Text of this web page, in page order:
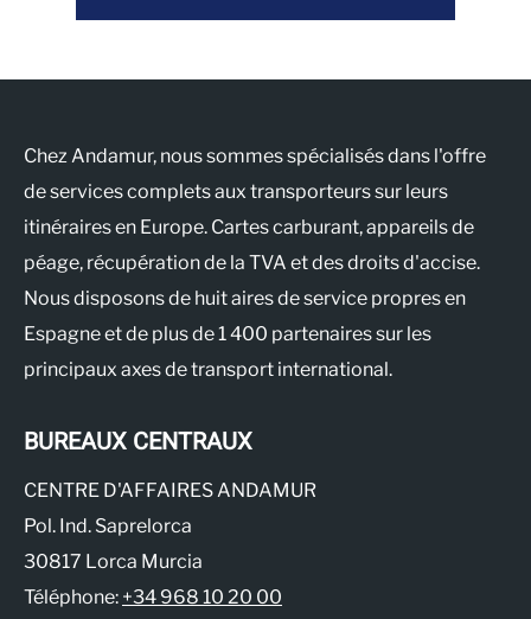
Chez Andamur, nous sommes spécialisés dans l'offre
de services complets aux transporteurs sur leurs
itinéraires en Europe. Cartes carburant, appareils de
péage, récupération de la TVA et des droits d'accise.
Nous disposons de huit aires de service propres en
Espagne et de plus de 1 400 partenaires sur les
principaux axes de transport international.
BUREAUX CENTRAUX
CENTRE D'AFFAIRES ANDAMUR
Pol. Ind. Saprelorca
30817 Lorca Murcia
Téléphone: +34 968 10 20 00